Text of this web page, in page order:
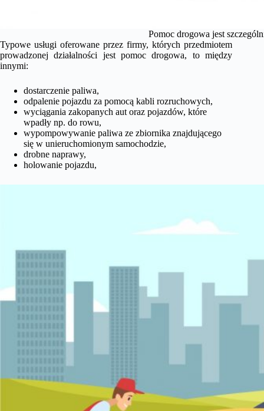
Pomoc drogowa jest
Typowe usługi oferowane przez firmy, których przedmiotem
prowadzonej działalności jest pomoc drogowa, to między
innymi:
dostarczenie paliwa,
odpalenie pojazdu za pomocą kabli rozruchowych,
wyciągania zakopanych aut oraz pojazdów, które
wpadły np. do rowu,
wypompowywanie paliwa ze zbiornika znajdującego
się w unieruchomionym samochodzie,
drobne naprawy,
holowanie pojazdu,